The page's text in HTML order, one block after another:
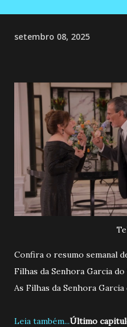
setembro 08, 2025
Confira o resumo semanal
Filhas da Senhora Garcia
As Filhas da Senhora Garcia
Leia também...Último